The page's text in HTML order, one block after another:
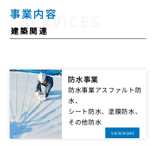
SERVICES
​建築関連
事業内容
防水事業
防水事業アスファルト防
水、
シート防水、塗膜防水、
その他防水
VIEW MORE